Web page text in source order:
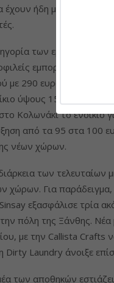
ήδη μισθωτή, ή να
των εμπορικών
εμπορικές
με 290 ευρώ/τ.μ. σε
ύψους 150 ευρώ/τ.μ.
Κολωνάκι το ενοίκιο
από τα 95 στα 100
νέων χώρων.
των τελευταίων
χώρων. Για
εξασφάλισε τρία
πόλη της Ξάνθης.
με την Callista Crafts
Dirty Laundry άνοιξε
των αποθηκών